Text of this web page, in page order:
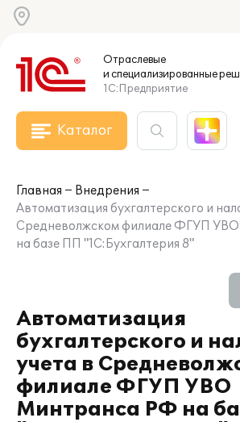
Отраслевые
и специализированные
1С:Предприятие
Каталог
Главная
Внедрения
Автоматизация бухгалтерского и
Средневолжском филиале ФГУП
на базе ПП "1С:Бухгалтерия 8"
Автоматизация
бухгалтерского и
учета в
филиале ФГУП УВО
Минтранса РФ на